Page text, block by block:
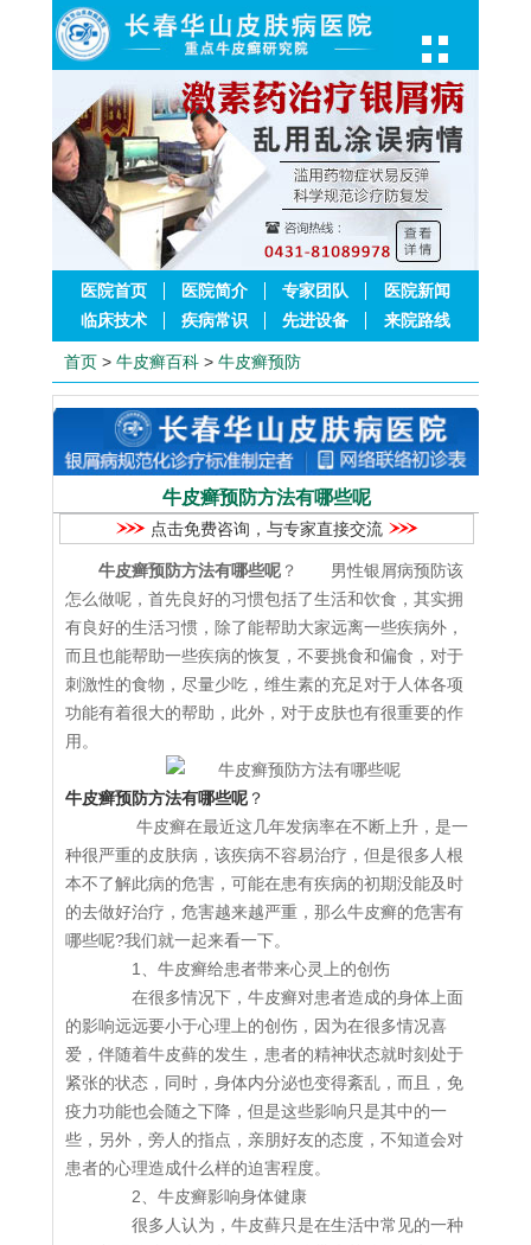
医院首页 医院简介 专家团队
医院新闻
临床技术
疾病常识 先进设备 来院路线
首页 > 牛皮癣百科 > 牛皮癣预防
牛皮癣预防方法有哪些呢
点击免费咨询，与专家直接交流
牛皮癣预防方法有哪些呢 ？ 男性银屑病预防该
怎么做呢，首先良好的习惯包括了生活和饮食，其实拥
有良好的生活习惯，除了能帮助大家远离一些疾病外，
而且也能帮助一些疾病的恢复，不要挑食和偏食，对于
刺激性的食物，尽量少吃，维生素的充足对于人体各项
功能有着很大的帮助，此外，对于皮肤也有很重要的作
用。
牛皮癣预防方法有哪些呢 ？
牛皮癣在最近这几年发病率在不断上升，是一
种很严重的皮肤病，该疾病不容易治疗，但是很多人根
本不了解此病的危害，可能在患有疾病的初期没能及时
的去做好治疗，危害越来越严重，那么牛皮癣的危害有
哪些呢?我们就一起来看一下。
1、牛皮癣给患者带来心灵上的创伤
在很多情况下，牛皮癣对患者造成的身体上面
的影响远远要小于心理上的创伤，因为在很多情况喜
爱，伴随着牛皮藓的发生，患者的精神状态就时刻处于
紧张的状态，同时，身体内分泌也变得紊乱，而且，免
疫力功能也会随之下降，但是这些影响只是其中的一
些，另外，旁人的指点，亲朋好友的态度，不知道会对
患者的心理造成什么样的迫害程度。
2、牛皮癣影响身体健康
很多人认为，牛皮藓只是在生活中常见的一种